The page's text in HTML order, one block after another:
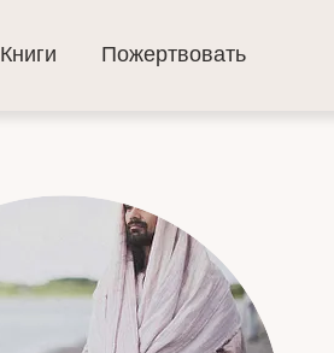
Книги Пожертвовать